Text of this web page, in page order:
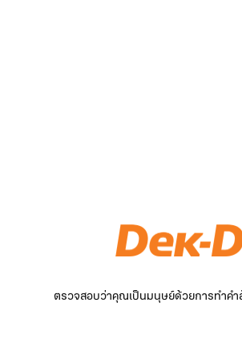
ตรวจสอบว่าคุณเป็นมนุษย์ด้วยการทำคำ